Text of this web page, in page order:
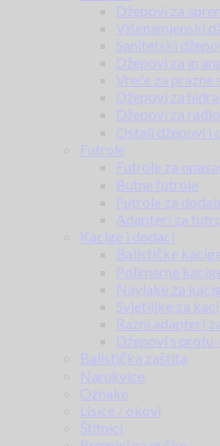
Džepovi za
Višenamjenski
Sanitetski
Džepovi za
Vreće za prazne
Džepovi za
Džepovi za
Ostali džepovi i
Futrole
Futrole za
Butne futrole
Futrole za
Adapteri za
Kacige i dodaci
Balističke
Polimerne
Navlake za
Svjetiljke za
Razni adapteri
Džepovi s
Balistička zaštita
Narukvice
Oznake
Lisice / okovi
Štitnici